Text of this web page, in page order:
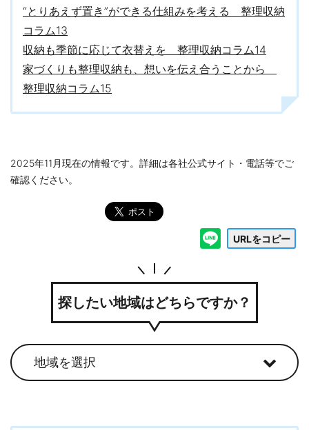
“とりあえず置き”ができる仕組みを考える 整理収納
コラム13
収納も季節に応じて衣替えを 整理収納コラム14
家づくりも整理収納も、想いを伝え合うことから
整理収納コラム15
2025年11月現在の情報です。詳細は各社公式サイト・電話等でご
確認ください。
URLをコピー
探したい地域はどちらですか？